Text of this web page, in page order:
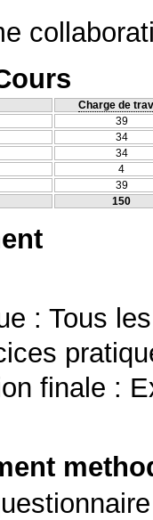
Charge de
39
34
34
4
39
150
: Tous
finale :